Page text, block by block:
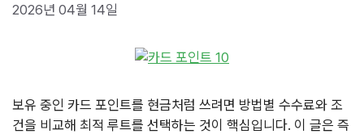
2026년 04월 14일
보유 중인 카드 포인트를 현금처럼 쓰려면 방법별 수수료와 조
건을 비교해 최적 루트를 선택하는 것이 핵심입니다. 이 글은 즉